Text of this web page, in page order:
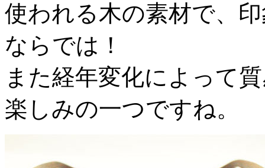
使われる木の素材で、
ならでは！
また経年変化によって
楽しみの一つですね。